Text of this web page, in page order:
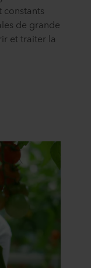
constants
de grande
et traiter la